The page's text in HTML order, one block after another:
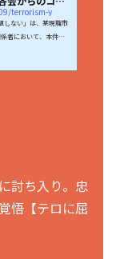
terrorism-y
しない」は、某現職市
者において、本件は
討ち入り。忠
悟【テロに屈